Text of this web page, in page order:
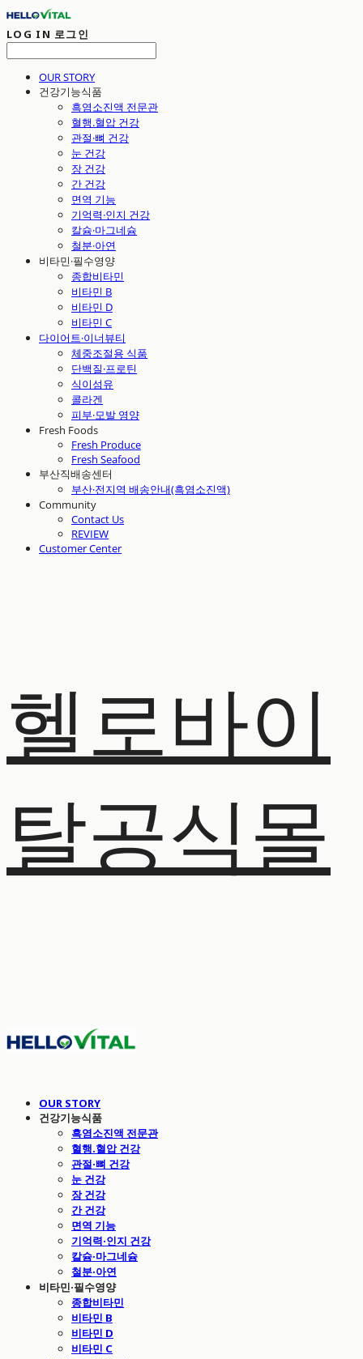
LOG IN 로그인
OUR STORY
건강기능식품
흑염소진액 전문관
혈행.혈압 건강
관절·뼈 건강
눈 건강
장 건강
간 건강
면역 기능
기억력·인지 건강
칼슘·마그네슘
철분·아연
비타민·필수영양
종합비타민
비타민 B
비타민 D
비타민 C
다이어트·이너뷰티
체중조절용 식품
단백질·프로틴
식이섬유
콜라겐
피부·모발 영양
Fresh Foods
Fresh Produce
Fresh Seafood
부산직배송센터
부산·전지역 배송안내(흑염소진액)
Community
Contact Us
REVIEW
Customer Center
헬로바이
탈공식몰
OUR STORY
건강기능식품
흑염소진액 전문관
혈행.혈압 건강
관절·뼈 건강
눈 건강
장 건강
간 건강
면역 기능
기억력·인지 건강
칼슘·마그네슘
철분·아연
비타민·필수영양
종합비타민
비타민 B
비타민 D
비타민 C